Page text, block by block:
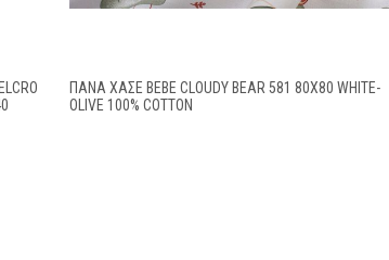
ΠΆΝΑ ΧΑΣΈ BEBE CLOUDY BEAR 581 80X80 WHITE-
OLIVE 100% COTTON